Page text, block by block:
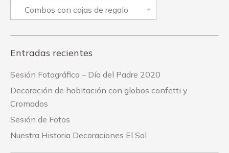
Entradas recientes
Sesión Fotográfica – Día del Padre 2020
Decoración de habitación con globos confetti y
Cromados
Sesión de Fotos
Nuestra Historia Decoraciones El Sol